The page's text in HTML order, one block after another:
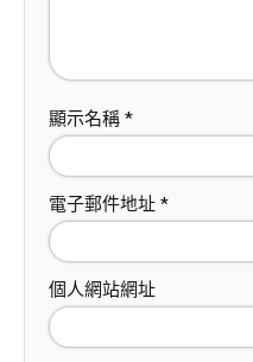
顯示名稱 *
電子郵件地址 *
個人網站網址